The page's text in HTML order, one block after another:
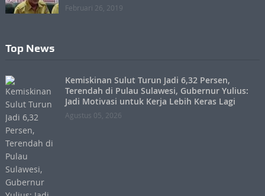
Februari 26, 2019
Top News
Kemiskinan Sulut Turun Jadi 6,32 Persen,
Terendah di Pulau Sulawesi, Gubernur Yulius:
Jadi Motivasi untuk Kerja Lebih Keras Lagi
Agustus 05, 2026